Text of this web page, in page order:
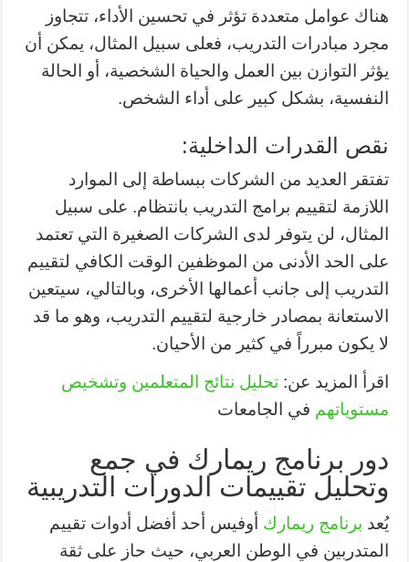
هناك عوامل متعددة تؤثر في تحسين الأداء، تتجاوز
مجرد مبادرات التدريب، فعلى سبيل المثال، يمكن أن
يؤثر التوازن بين العمل والحياة الشخصية، أو الحالة
النفسية، بشكل كبير على أداء الشخص.
نقص القدرات الداخلية:
تفتقر العديد من الشركات ببساطة إلى الموارد
اللازمة لتقييم برامج التدريب بانتظام. على سبيل
المثال، لن يتوفر لدى الشركات الصغيرة التي تعتمد
على الحد الأدنى من الموظفين الوقت الكافي لتقييم
التدريب إلى جانب أعمالها الأخرى، وبالتالي، سيتعين
الاستعانة بمصادر خارجية لتقييم التدريب، وهو ما قد
لا يكون مبرراً في كثير من الأحيان.
اقرأ المزيد عن:تحليل نتائج المتعلمين وتشخيص
مستوياتهم في الجامعات
دور برنامج ريمارك في جمع
وتحليل تقييمات الدورات التدريبية
يُعد برنامج ريمارك أوفيس أحد أفضل أدوات تقييم
المتدربين في الوطن العربي، حيث حاز على ثقة